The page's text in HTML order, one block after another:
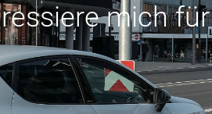
mich für